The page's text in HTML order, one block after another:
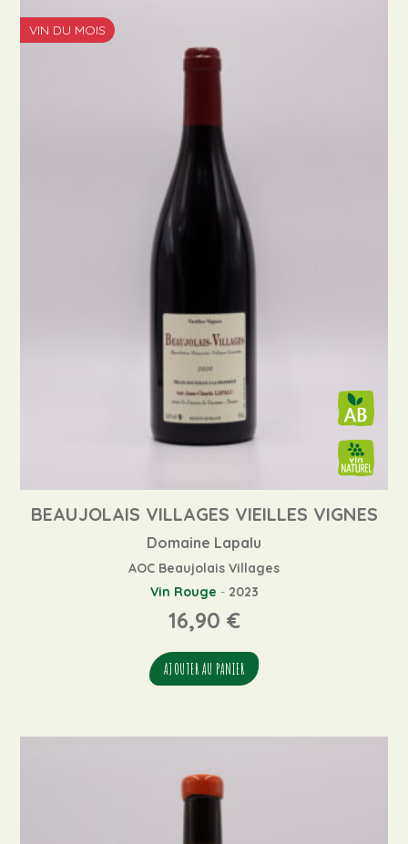
VIN DU MOIS
BEAUJOLAIS VILLAGES VIEILLES VIGNES
Domaine Lapalu
AOC Beaujolais Villages
Vin Rouge - 2023
16,90 €
AJOUTER AU PANIER